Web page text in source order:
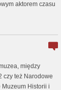
aktorem czasu
między
czy też Narodowe
Muzeum Historii i